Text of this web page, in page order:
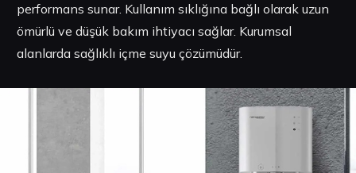
performans sunar. Kullanım sıklığına bağlı olarak uzun
ömürlü ve düşük bakım ihtiyacı sağlar. Kurumsal
alanlarda sağlıklı içme suyu çözümüdür.